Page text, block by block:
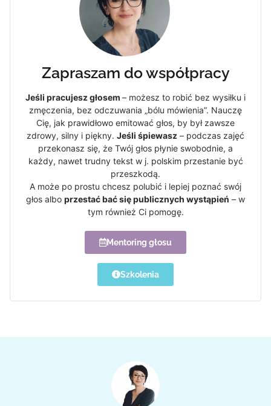
Zapraszam do współpracy
Jeśli pracujesz głosem – możesz to robić bez wysiłku i
zmęczenia, bez odczuwania „bólu mówienia”. Nauczę
Cię, jak prawidłowo emitować głos, by był zawsze
zdrowy, silny i piękny. Jeśli śpiewasz – podczas zajęć
przekonasz się, że Twój głos płynie swobodnie, a
każdy, nawet trudny tekst w j. polskim przestanie być
przeszkodą.
A może po prostu chcesz polubić i lepiej poznać swój
głos albo przestać bać się publicznych wystąpień – w
tym również Ci pomogę.
Mentoring głosu
Szkolenia